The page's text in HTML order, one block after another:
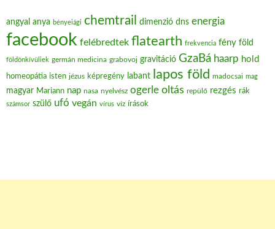
angyal anya bényeiági chemtrail dimenzió dns energia
facebook felébredtek flatearth frekvencia fény föld
földönkívüliek germán medicina grabovoj gravitáció GzaBá haarp hold
homeopátia isten jézus képregény labant lapos föld madocsai mag
magyar Mariann nap nasa nyelvész ogerle oltás repülő rezgés rák
számsor szülő ufó vegán vírus víz írások